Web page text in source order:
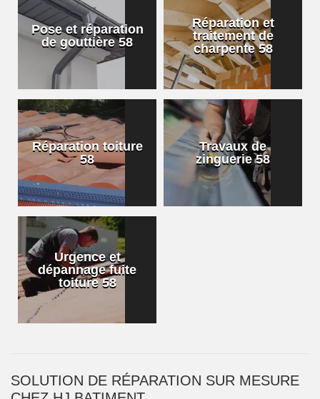
Pose et réparation
de gouttière 58
Réparation et
traitement de
charpente 58
Réparation toiture
58
Travaux de
zinguerie 58
Urgence et
dépannage fuite
toiture 58
SOLUTION DE RÉPARATION SUR MESURE